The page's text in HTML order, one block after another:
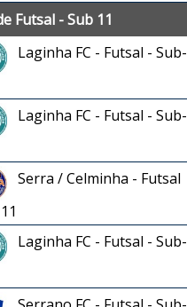
Futsal - Sub 11
Laginha FC - Futsal - Sub-
Laginha FC - Futsal - Sub-
Serra / Celminha - Futsal
Laginha FC - Futsal - Sub-